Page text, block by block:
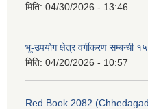
मिति: 04/30/2026 - 13:46
भू-उपयोग क्षेत्र वर्गीकरण सम्बन्धी
मिति: 04/20/2026 - 10:57
Red Book 2082